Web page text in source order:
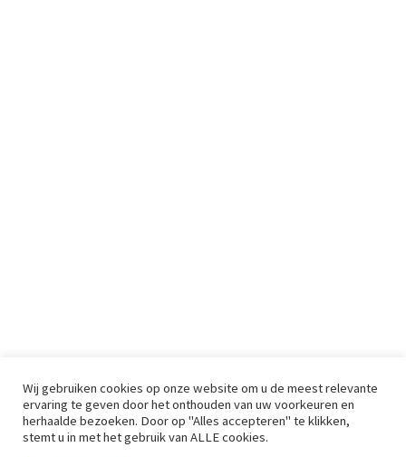
Wij gebruiken cookies op onze website om u de meest relevante
ervaring te geven door het onthouden van uw voorkeuren en
herhaalde bezoeken. Door op "Alles accepteren" te klikken,
stemt u in met het gebruik van ALLE cookies.